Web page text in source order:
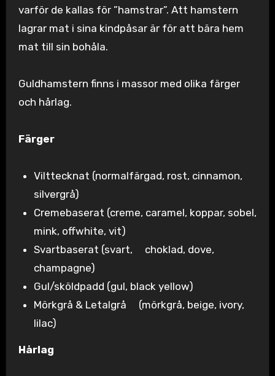
varför de kallas för ”hamstrar”. Att hamstern
lagrar mat i sina kindpåsar är för att bära hem
mat till sin bohåla.
Guldhamstern finns i massor med olika färger
och hårlag.
Färger
Vilttecknat (normalfärgad, rost, cinnamon,
silvergrå)
Cremebaserat (creme, caramel, koppar, sobel,
mink, offwhite, vit)
Svartbaserat (svart, choklad, dove,
champagne)
Gul/sköldpadd (gul, black yellow)
Mörkgrå & Letalgrå (mörkgrå, beige, ivory,
lilac)
Hårlag